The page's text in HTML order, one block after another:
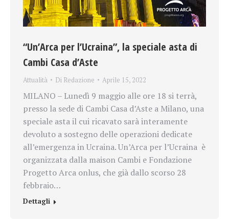
“Un’Arca per l’Ucraina”, la speciale asta di
Cambi Casa d’Aste
Attualità Di Redazione Aprile 15, 2022
MILANO – Lunedì 9 maggio alle ore 18 si terrà,
presso la sede di Cambi Casa d’Aste a Milano, una
speciale asta il cui ricavato sarà interamente
devoluto a sostegno delle operazioni dedicate
all’emergenza in Ucraina. Un’Arca per l’Ucraina è
organizzata dalla maison Cambi e Fondazione
Progetto Arca onlus, che già dallo scorso 28
febbraio…
Dettagli